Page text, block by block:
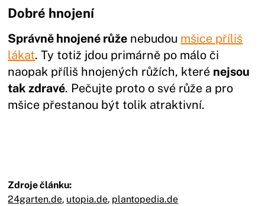
Dobré hnojení
Správně hnojené růže nebudou mšice příliš
lákat. Ty totiž jdou primárně po málo či
naopak příliš hnojených růžích, které nejsou
tak zdravé. Pečujte proto o své růže a pro
mšice přestanou být tolik atraktivní.
Zdroje článku:
24garten.de, utopia.de, plantopedia.de